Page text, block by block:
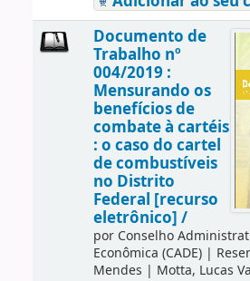
Documento de
Trabalho nº
004/2019 :
Mensurando os
benefícios de
combate à cartéis
: o caso do cartel
de combustíveis
no Distrito
Federal [recurso
eletrônico] /
por Conselho
Econômica (CADE)|
Mendes | Motta, Lucas